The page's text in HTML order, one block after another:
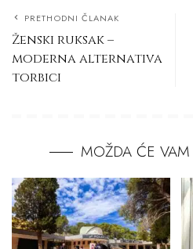
PRETHODNI ČLANAK
Ženski ruksak –
moderna alternativa
torbici
MOŽDA ĆE VAM